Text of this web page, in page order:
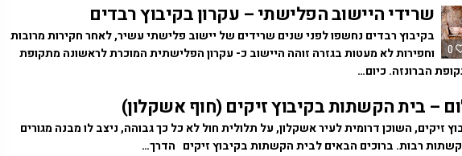
0
שרידי היישוב הפלישתי – עקרון בקיבוץ רבדים
בקיבוץ רבדים נחשפו לפני שנים שרידים של יישוב פלישתי עשיר, לאחר חקירות מרובות
וחפירות לא מעטות בגזרה זוהה היישוב כ- עקרון הפלישתית המוכרת לראשונה מתקופת
הברונזה. כיום…
– בית הקשתות בקיבוץ זיקים (חוף אשקלון)
זיקים, השוכן דרומית לעיר אשקלון, על תלולית חול לא כל כך גבוהה, ניצב לו מבנה מגורים
רבות. ברוכים הבאים לבית הקשתות בקיבוץ זיקים הדרך…